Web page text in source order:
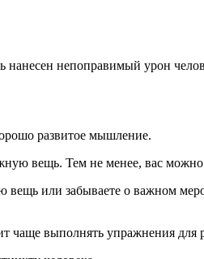
непоправимый урон
развитое мышление.
вещь. Тем не менее, вас
вещь или забываете о важном
чаще выполнять упражнения